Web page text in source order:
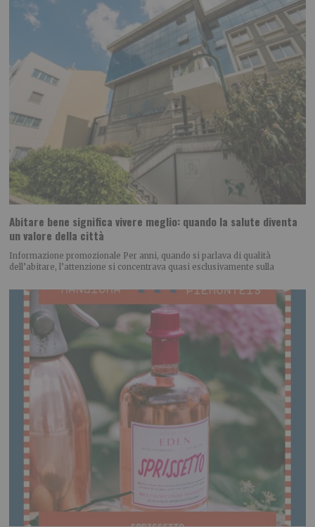
Abitare bene significa vivere meglio: quando la salute diventa
un valore della città
Informazione promozionale Per anni, quando si parlava di qualità
dell’abitare, l’attenzione si concentrava quasi esclusivamente sulla